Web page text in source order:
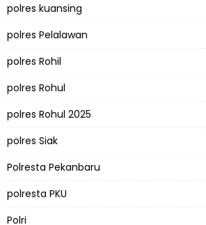
polres kuansing
polres Pelalawan
polres Rohil
polres Rohul
polres Rohul 2025
polres Siak
Polresta Pekanbaru
polresta PKU
Polri